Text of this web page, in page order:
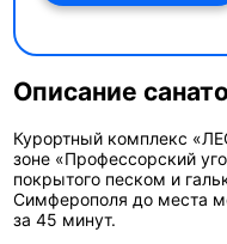
Описание
Курортный комплекс
зоне «Профессорский
покрытого песком и
Симферополя до места
за 45 минут.